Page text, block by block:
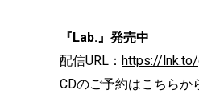
『Lab.』発売中
配信URL： https://
CDのご予約はこちらか